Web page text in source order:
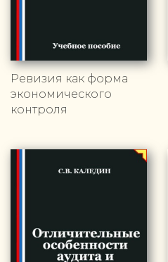
Ревизия как форма
экономического
контроля